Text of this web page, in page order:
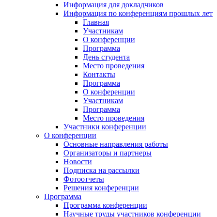
Информация для докладчиков
Информация по конференциям прошлых лет
Главная
Участникам
О конференции
Программа
День студента
Место проведения
Контакты
Программа
О конференции
Участникам
Программа
Место проведения
Участники конференции
О конференции
Основные направления работы
Организаторы и партнеры
Новости
Подписка на рассылки
Фотоотчеты
Решения конференции
Программа
Программа конференции
Научные труды участников конференции